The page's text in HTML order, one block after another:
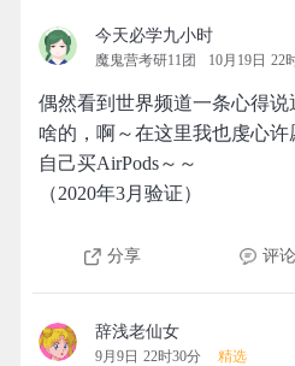
今天必学九小时
魔鬼营考研11团 10月19日 22
偶然看到世界频道一条心得
啥的，啊～在这里我也虔心
自己买AirPods～～
（2020年3月验证）
分享 评论
辞浅老仙女
9月9日 22时30分 精选